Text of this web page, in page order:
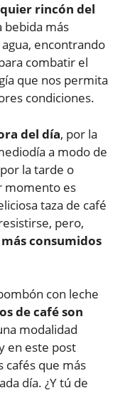
rincón del
bebida más
encontrando
combatir el
que nos permita
condiciones.
del día, por la
a modo de
la tarde o
momento es
taza de café
pero,
consumidos
con leche
de café son
modalidad
en este post
cafés que más
día. ¿Y tú de